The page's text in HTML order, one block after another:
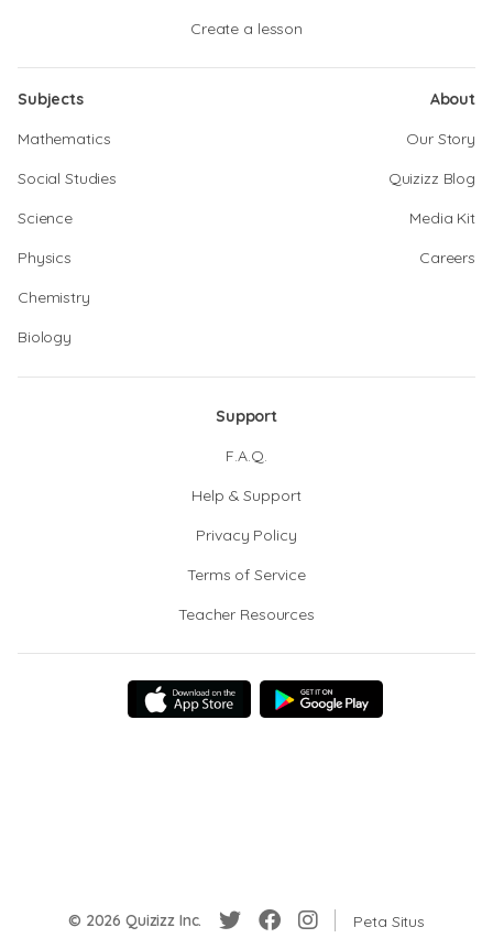
Create a lesson
Subjects
Mathematics
Social Studies
Science
Physics
Chemistry
Biology
About
Our Story
Quizizz Blog
Media Kit
Careers
Support
F.A.Q.
Help & Support
Privacy Policy
Terms of Service
Teacher Resources
© 2026 Quizizz Inc. Peta Situs